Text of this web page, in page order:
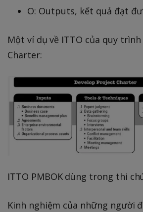
O: Outputs, kết quả đạt
Một ví dụ về ITTO của quy
Charter:
ITTO PMBOK dùng trong thi
Kinh nghiệm của những người